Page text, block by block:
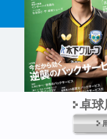
1970年1月01日 発売
卓球